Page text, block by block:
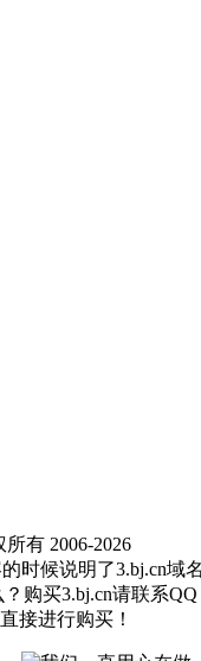
所有 2006-2026
时候说明了3.bj.cn域
购买3.bj.cn请联系
接进行购买！